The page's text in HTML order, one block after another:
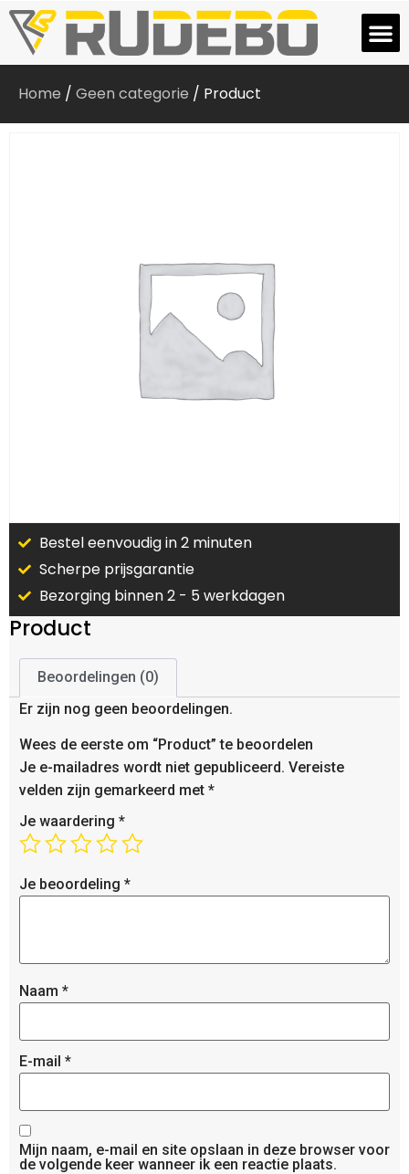
Home / Geen categorie / Product
Bestel eenvoudig in 2 minuten
Scherpe prijsgarantie
Bezorging binnen 2 - 5 werkdagen
Product
Beoordelingen (0)
Er zijn nog geen beoordelingen.
Wees de eerste om “Product” te beoordelen
Je e-mailadres wordt niet gepubliceerd. Vereiste
velden zijn gemarkeerd met *
Je waardering *
Je beoordeling *
Naam *
E-mail *
Mijn naam, e-mail en site opslaan in deze browser voor
de volgende keer wanneer ik een reactie plaats.